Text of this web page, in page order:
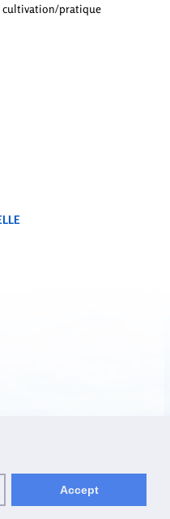
cultivation/pratique
Accept